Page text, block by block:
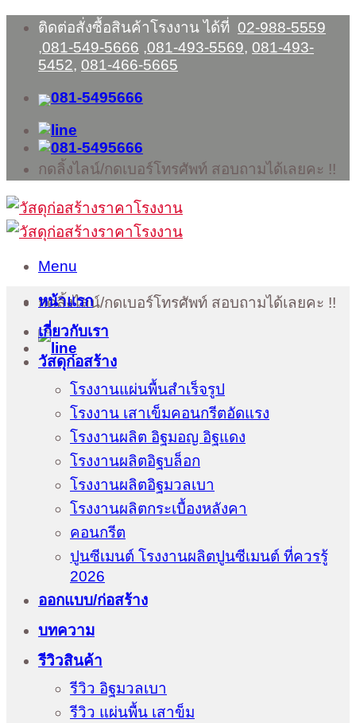
Skip
content
ติดต่อสั่งซื้อสินค้าโรงงาน ได้ที่ 02-988-5559
,081-549-5666 ,081-493-5569, 081-493-
5452, 081-466-5665
กดลิ้งไลน์/กดเบอร์โทรศัพท์ สอบถามได้เลยคะ !!
Menu
กดลิ้งไลน์/กดเบอร์โทรศัพท์ สอบถามได้เลยคะ !!
หน้าแรก
เกี่ยวกับเรา
วัสดุก่อสร้าง
โรงงานแผ่นพื้นสำเร็จรูป
โรงงาน เสาเข็มคอนกรีตอัดแรง
โรงงานผลิต อิฐมอญ อิฐแดง
โรงงานผลิตอิฐบล็อก
โรงงานผลิตอิฐมวลเบา
โรงงานผลิตกระเบื้องหลังคา
คอนกรีต
ปูนซีเมนต์ โรงงานผลิตปูนซีเมนต์ ที่ควรรู้
2026
ออกแบบ/ก่อสร้าง
บทความ
รีวิวสินค้า
รีวิว อิฐมวลเบา
รีวิว แผ่นพื้น เสาข็ม